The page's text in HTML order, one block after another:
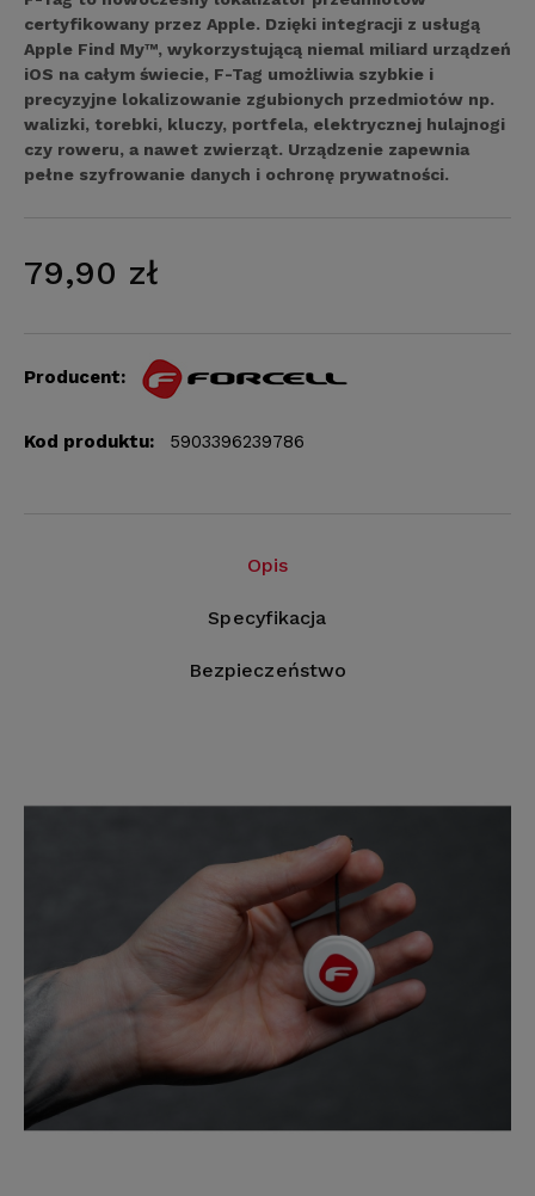
certyfikowany przez Apple. Dzięki integracji z usługą
Apple Find My™, wykorzystującą niemal miliard urządzeń
iOS na całym świecie, F-Tag umożliwia szybkie i
precyzyjne lokalizowanie zgubionych przedmiotów np.
walizki, torebki, kluczy, portfela, elektrycznej hulajnogi
czy roweru, a nawet zwierząt. Urządzenie zapewnia
pełne szyfrowanie danych i ochronę prywatności.
79,90 zł
Producent:
Kod produktu: 5903396239786
Opis
Specyfikacja
Bezpieczeństwo